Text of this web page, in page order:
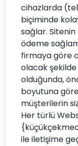
cihazlarda
biçiminde
sağlar. Sitenin
ödeme
firmaya göre
olacak
olduğunda,
boyutuna
müşterilerin
Her türlü
ile iletişime